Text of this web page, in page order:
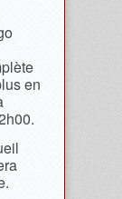
en